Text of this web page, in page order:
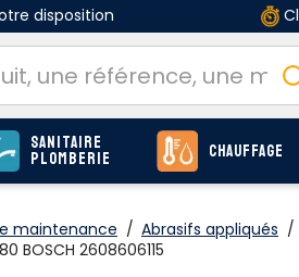
disposition
Sanitaire
Plomberie Chauffage
maintenance / Abrasifs appliqués /
BOSCH 2608606115